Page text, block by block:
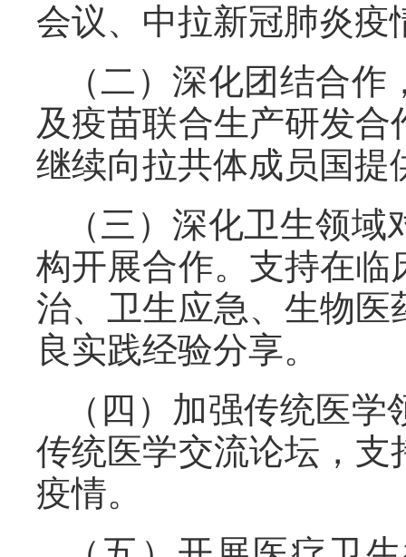
会议、中拉新冠肺炎疫
（二）深化团结合
及疫苗联合生产研发
继续向拉共体成员国提
（三）深化卫生领
构开展合作。支持在
治、卫生应急、生物
良实践经验分享。
（四）加强传统医
传统医学交流论坛，
疫情。